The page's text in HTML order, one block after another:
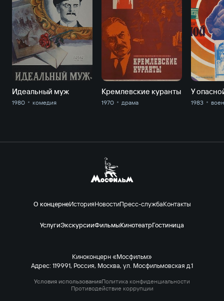
Идеальный муж
1980 комедия
Кремлевские куранты
1970 драма
У
1983
О концернеИсторияНовостиПресс-службаКонтакты
УслугиЭкскурсииФильмыКинотеатрГостиница
Киноконцерн «Мосфильм»
Адрес: 119991, Россия, Москва, ул. Мосфильмовская д.1
Условия использованияПолитика конфиденциальности
Противодействие коррупции